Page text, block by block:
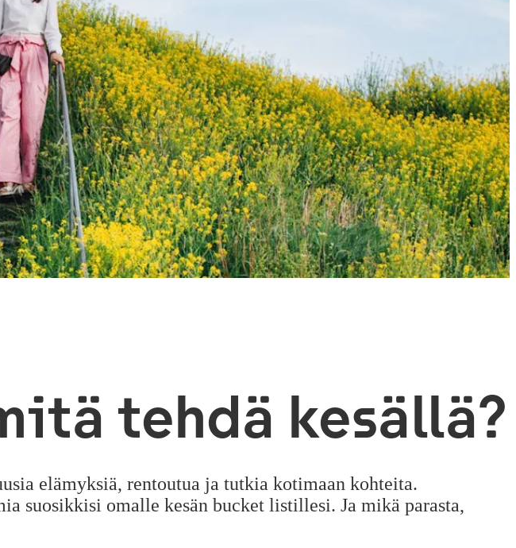
tehdä kesällä?
elämyksiä, rentoutua ja tutkia kotimaan kohteita.
suosikkisi omalle kesän bucket listillesi. Ja mikä parasta,